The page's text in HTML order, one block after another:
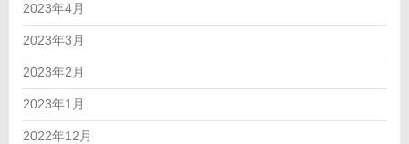
2023年4月
2023年3月
2023年2月
2023年1月
2022年12月